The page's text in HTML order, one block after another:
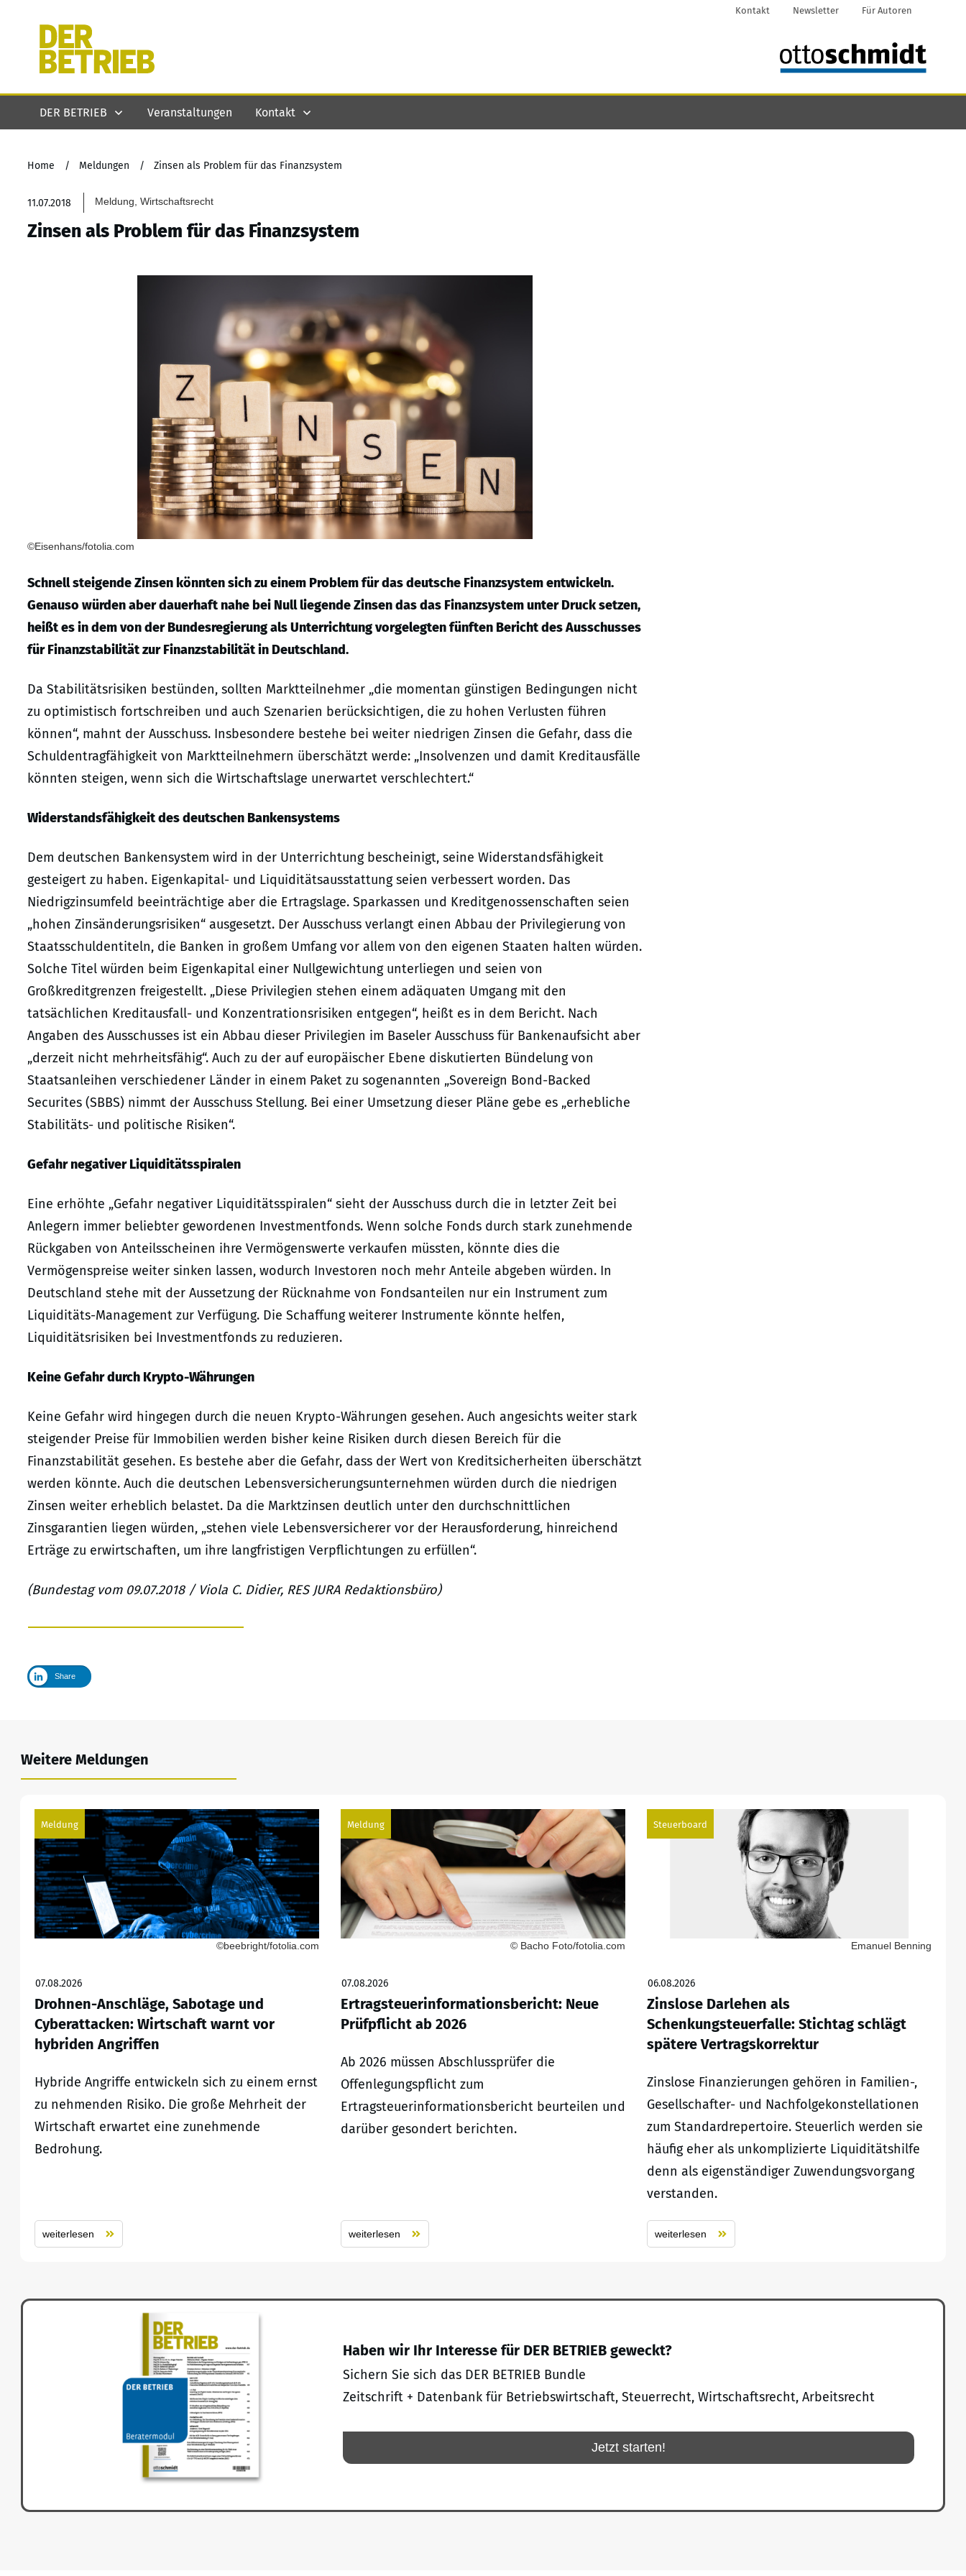
Kontakt Newsletter Für Autoren
DER BETRIEB Veranstaltungen Kontakt
Home / Meldungen / Zinsen als Problem für das Finanzsystem
11.07.2018 Meldung, Wirtschaftsrecht
Zinsen als Problem für das Finanzsystem
©Eisenhans/fotolia.com
Schnell steigende Zinsen könnten sich zu einem Problem für das deutsche Finanzsystem entwickeln.
Genauso würden aber dauerhaft nahe bei Null liegende Zinsen das das Finanzsystem unter Druck setzen,
heißt es in dem von der Bundesregierung als Unterrichtung vorgelegten fünften Bericht des Ausschusses
für Finanzstabilität zur Finanzstabilität in Deutschland.
Da Stabilitätsrisiken bestünden, sollten Marktteilnehmer „die momentan günstigen Bedingungen nicht
zu optimistisch fortschreiben und auch Szenarien berücksichtigen, die zu hohen Verlusten führen
können“, mahnt der Ausschuss. Insbesondere bestehe bei weiter niedrigen Zinsen die Gefahr, dass die
Schuldentragfähigkeit von Marktteilnehmern überschätzt werde: „Insolvenzen und damit Kreditausfälle
könnten steigen, wenn sich die Wirtschaftslage unerwartet verschlechtert.“
Widerstandsfähigkeit des deutschen Bankensystems
Dem deutschen Bankensystem wird in der Unterrichtung bescheinigt, seine Widerstandsfähigkeit
gesteigert zu haben. Eigenkapital- und Liquiditätsausstattung seien verbessert worden. Das
Niedrigzinsumfeld beeinträchtige aber die Ertragslage. Sparkassen und Kreditgenossenschaften seien
„hohen Zinsänderungsrisiken“ ausgesetzt. Der Ausschuss verlangt einen Abbau der Privilegierung von
Staatsschuldentiteln, die Banken in großem Umfang vor allem von den eigenen Staaten halten würden.
Solche Titel würden beim Eigenkapital einer Nullgewichtung unterliegen und seien von
Großkreditgrenzen freigestellt. „Diese Privilegien stehen einem adäquaten Umgang mit den
tatsächlichen Kreditausfall- und Konzentrationsrisiken entgegen“, heißt es in dem Bericht. Nach
Angaben des Ausschusses ist ein Abbau dieser Privilegien im Baseler Ausschuss für Bankenaufsicht aber
„derzeit nicht mehrheitsfähig“. Auch zu der auf europäischer Ebene diskutierten Bündelung von
Staatsanleihen verschiedener Länder in einem Paket zu sogenannten „Sovereign Bond-Backed
Securites (SBBS) nimmt der Ausschuss Stellung. Bei einer Umsetzung dieser Pläne gebe es „erhebliche
Stabilitäts- und politische Risiken“.
Gefahr negativer Liquiditätsspiralen
Eine erhöhte „Gefahr negativer Liquiditätsspiralen“ sieht der Ausschuss durch die in letzter Zeit bei
Anlegern immer beliebter gewordenen Investmentfonds. Wenn solche Fonds durch stark zunehmende
Rückgaben von Anteilsscheinen ihre Vermögenswerte verkaufen müssten, könnte dies die
Vermögenspreise weiter sinken lassen, wodurch Investoren noch mehr Anteile abgeben würden. In
Deutschland stehe mit der Aussetzung der Rücknahme von Fondsanteilen nur ein Instrument zum
Liquiditäts-Management zur Verfügung. Die Schaffung weiterer Instrumente könnte helfen,
Liquiditätsrisiken bei Investmentfonds zu reduzieren.
Keine Gefahr durch Krypto-Währungen
Keine Gefahr wird hingegen durch die neuen Krypto-Währungen gesehen. Auch angesichts weiter stark
steigender Preise für Immobilien werden bisher keine Risiken durch diesen Bereich für die
Finanzstabilität gesehen. Es bestehe aber die Gefahr, dass der Wert von Kreditsicherheiten überschätzt
werden könnte. Auch die deutschen Lebensversicherungsunternehmen würden durch die niedrigen
Zinsen weiter erheblich belastet. Da die Marktzinsen deutlich unter den durchschnittlichen
Zinsgarantien liegen würden, „stehen viele Lebensversicherer vor der Herausforderung, hinreichend
Erträge zu erwirtschaften, um ihre langfristigen Verpflichtungen zu erfüllen“.
(Bundestag vom 09.07.2018 / Viola C. Didier, RES JURA Redaktionsbüro)
Share
Weitere Meldungen
Meldung
©beebright/fotolia.com
07.08.2026
Drohnen-Anschläge, Sabotage und
Cyberattacken: Wirtschaft warnt vor
hybriden Angriffen
Hybride Angriffe entwickeln sich zu einem ernst
zu nehmenden Risiko. Die große Mehrheit der
Wirtschaft erwartet eine zunehmende
Bedrohung.
weiterlesen
Meldung
© Bacho Foto/fotolia.com
07.08.2026
Ertragsteuerinformationsbericht: Neue
Prüfpflicht ab 2026
Ab 2026 müssen Abschlussprüfer die
Offenlegungspflicht zum
Ertragsteuerinformationsbericht beurteilen und
darüber gesondert berichten.
weiterlesen
Steuerboard
Emanuel Benning
06.08.2026
Zinslose Darlehen als
Schenkungsteuerfalle: Stichtag schlägt
spätere Vertragskorrektur
Zinslose Finanzierungen gehören in Familien-,
Gesellschafter- und Nachfolgekonstellationen
zum Standardrepertoire. Steuerlich werden sie
häufig eher als unkomplizierte Liquiditätshilfe
denn als eigenständiger Zuwendungsvorgang
verstanden.
weiterlesen
Haben wir Ihr Interesse für DER BETRIEB geweckt?
Sichern Sie sich das DER BETRIEB Bundle
Zeitschrift + Datenbank für Betriebswirtschaft, Steuerrecht, Wirtschaftsrecht, Arbeitsrecht
Jetzt starten!